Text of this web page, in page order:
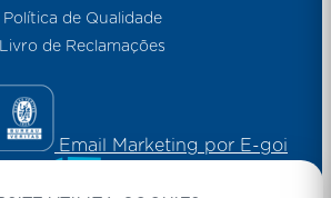
Política de Qualidade
Livro de Reclamações
Email Marketing por E-goi